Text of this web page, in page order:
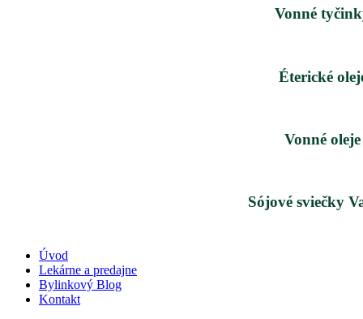
Vonné
Éterické
Vonné oleje
Sójové sviečky
Úvod
Lekárne a predajne
Bylinkový Blog
Kontakt